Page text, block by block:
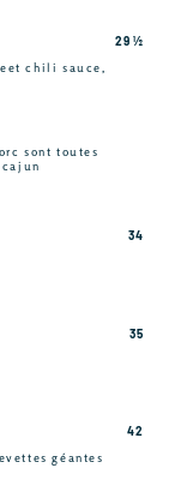
chili sauce,
29 ½
sont toutes
34
35
géantes
42